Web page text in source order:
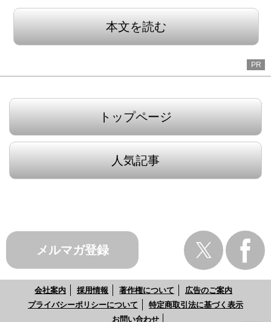
本文を読む
PR
トップページ
人気記事
メルマガ登録
会社案内 採用情報 著作権について
広告のご案内
プライバシーポリシーについて
特定商取引法に基づく表示
お問い合わせ